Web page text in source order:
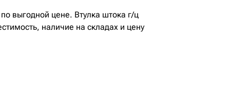
выгодной цене. Втулка штока г/ц
наличие на складах и цену